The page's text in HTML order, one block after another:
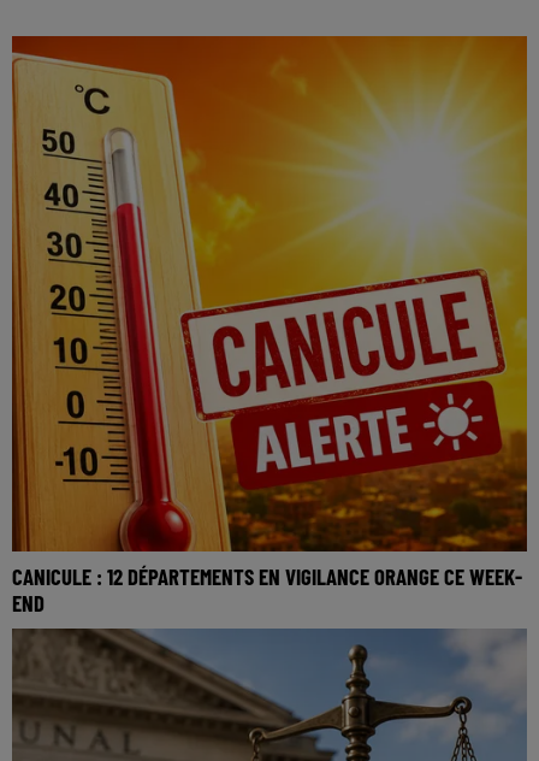
CANICULE : 12 DÉPARTEMENTS EN VIGILANCE ORANGE CE WEEK-
END